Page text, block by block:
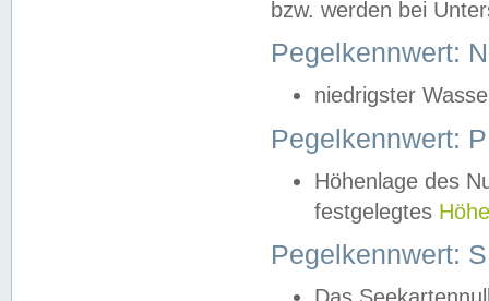
bzw. werden bei
Pegelkennwert:
niedrigster
Pegelkennwert:
Höhenlage des
festgelegtes
Pegelkennwert: